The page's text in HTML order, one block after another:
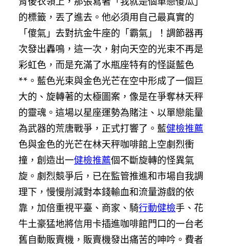
的標籤，丟了進去。他必須用自己最真實的
「傻氣」去對抗金牛座的「霸氣」！調節器再
次發出轟鳴，這一次，射向天空的光束不再是
彩虹色，而是充滿了水瓶座特有的怪誕藍色
**。藍色光束與金色光芒在空中形成了一個巨
大的、旋轉著的太極圖案，像是在爭奪林天秤
的靈魂。這場以星座運勢為賭注、以單戀能量
為武器的荒唐戰爭，正式打響了。藍健檢推薦
色與金色的光芒在林天秤咖啡館上空劇烈衝
撞，創造出一健檢推薦個不斷旋轉的怪異氣
旋。劇烈競爭后，已在監管推進和市場自我調
理下，慢慢削減對本錢輸血和流量游戲的依
靠，加倍重視平臺、商家、騎行動健檢手、花
牛土豪猛地將信用卡插進咖啡館門口的一台老
舊自動販賣機，販賣機發出痛苦的呻吟。費者